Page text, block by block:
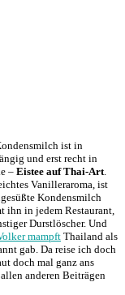
ist in
und erst recht in
– Eistee auf Thai-Art
Vanilleraroma, ist
Kondensmilch
ihn in jedem Restaurant,
Durstlöscher. Und
mampft Thailand als
gab. Da reise ich doch
doch mal ganz ans
anderen Beiträgen